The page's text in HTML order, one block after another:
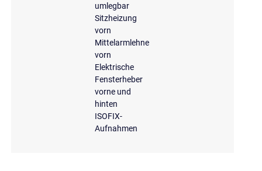
umlegbar
Sitzheizung
vorn
Mittelarmlehne
vorn
Elektrische
Fensterheber
vorne und
hinten
ISOFIX-
Aufnahmen